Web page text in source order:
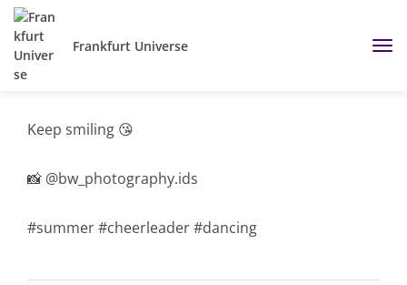
Frankfurt Universe
Keep smiling 😘
📸 @bw_photography.ids
#summer #cheerleader #dancing